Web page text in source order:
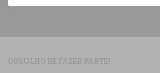
ORGULHO DE FAZER PARTE!